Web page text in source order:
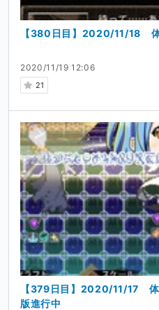
2020/11/19 12:06
21
【380日目】2020/11/18
【379日目】2020/11/17
版進行中